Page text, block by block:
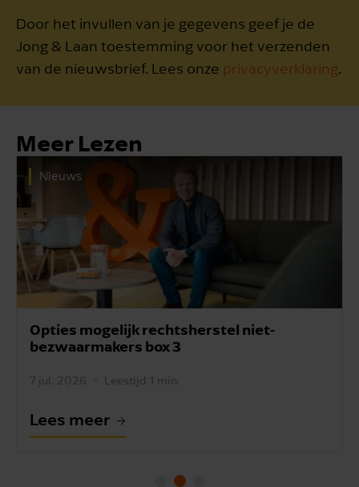
Door het invullen van je gegevens geef je de
Jong & Laan toestemming voor het verzenden
van de nieuwsbrief. Lees onze privacyverklaring.
Meer Lezen
rechtsherstel niet-
box 3
1 min.